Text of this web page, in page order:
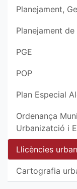
Planejament,
Planejament
PGE
POP
Plan Especial
Ordenança
Urbanizatció i
Llicències
Cartografia